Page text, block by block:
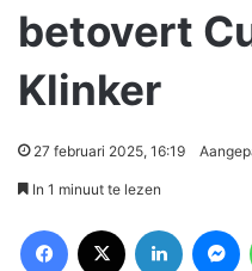
betovert
Klinker
27 februari 2025, 16:19
In 1 minuut te lezen